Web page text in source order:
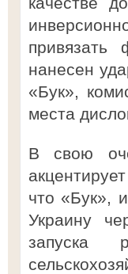
привязать
нанесен
«Бук»,
места
В свою
что «Бук»,
Украину
запуска